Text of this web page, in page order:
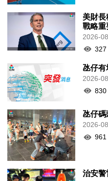
美財
戰略重
2026-
327
氹仔有
2026-
830
氹仔碼
2026-
961
治安警